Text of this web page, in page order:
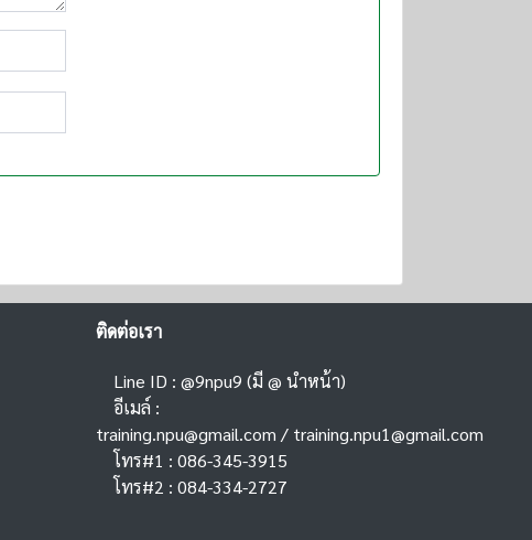
ติดต่อเรา
Line ID : @9npu9 (มี @ นำหน้า)
อีเมล์ :
training.npu@gmail.com / training.npu1@gmail.com
โทร#1 : 086-345-3915
โทร#2 : 084-334-2727